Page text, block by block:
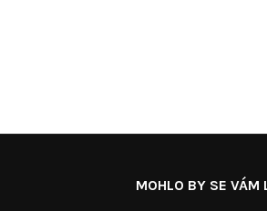
MOHLO BY SE VÁM